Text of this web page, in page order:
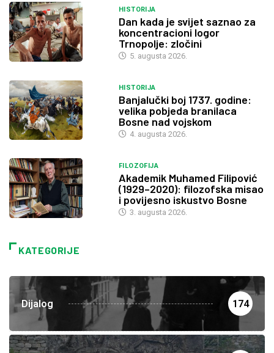
HISTORIJA
Dan kada je svijet saznao za
koncentracioni logor
Trnopolje: zločini
5. augusta 2026.
HISTORIJA
Banjalučki boj 1737. godine:
velika pobjeda branilaca
Bosne nad vojskom
4. augusta 2026.
FILOZOFIJA
Akademik Muhamed Filipović
(1929–2020): filozofska misao
i povijesno iskustvo Bosne
3. augusta 2026.
KATEGORIJE
Dijalog 174